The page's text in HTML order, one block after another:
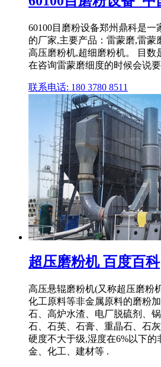
60100目磨粉设备郑州鼎科是
的厂家,主要产品：雷蒙磨,雷蒙
高压磨粉机,超细磨粉机。 目数
在咨询雷蒙磨细度的时候会说
联系电话: 180 3780 8511
超压磨粉机 百度百科
高压悬辊磨粉机(又称超压磨粉
化工原料等非金属原料的磨粉
石、高炉水渣、电厂脱硫剂、
石、石英、石膏、重晶石、石
硬度不大于级,湿度在6%以下
金、化工、建材等 .